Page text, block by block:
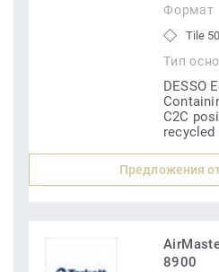
Формат
Tile
Тип
DESSO
C2C
Предложения
8900